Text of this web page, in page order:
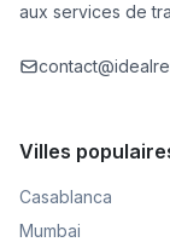
aux services de
Villes
Casablanca
Mumbai